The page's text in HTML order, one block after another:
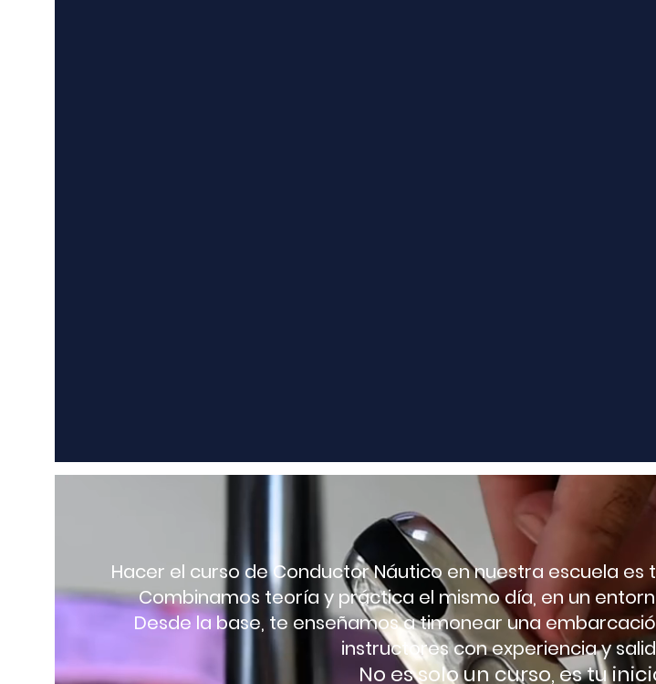
Hacer el curso de Conductor Náutico en nuestra escuela
Combinamos teoría y práctica el mismo día, en un
Desde la base, te enseñamos a timonear una
instructores con experiencia y
No es solo un curso, es tu